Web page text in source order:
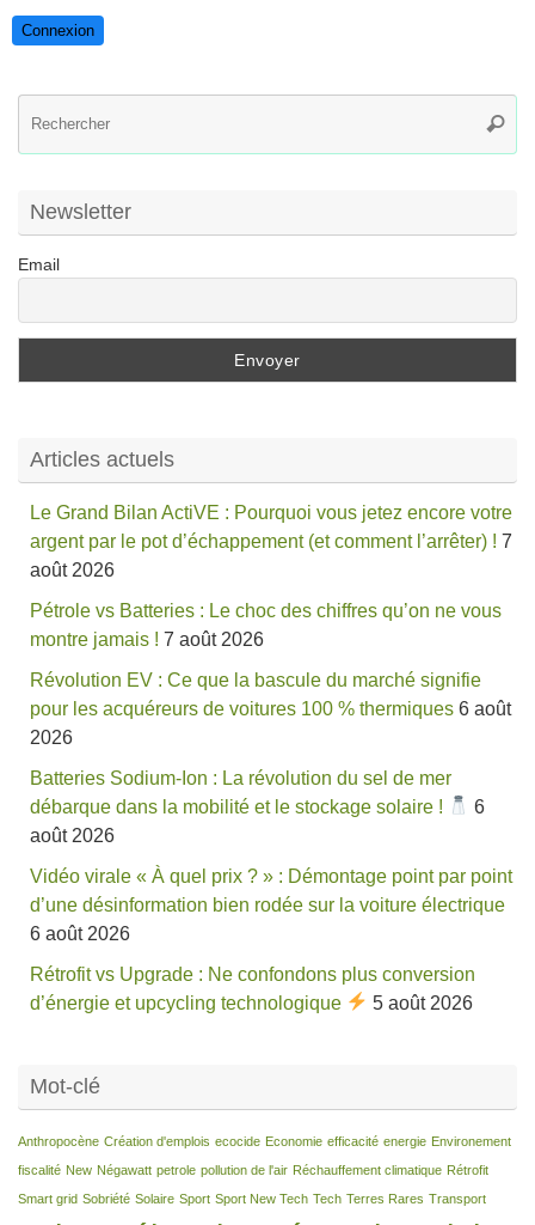
Connexion
Newsletter
Email
Articles actuels
Le Grand Bilan ActiVE : Pourquoi vous jetez encore votre
argent par le pot d’échappement (et comment l’arrêter) ! 7
août 2026
Pétrole vs Batteries : Le choc des chiffres qu’on ne vous
montre jamais ! 7 août 2026
Révolution EV : Ce que la bascule du marché signifie
pour les acquéreurs de voitures 100 % thermiques 6 août
2026
Batteries Sodium-Ion : La révolution du sel de mer
débarque dans la mobilité et le stockage solaire !
6
août 2026
Vidéo virale « À quel prix ? » : Démontage point par point
d’une désinformation bien rodée sur la voiture électrique
6 août 2026
Rétrofit vs Upgrade : Ne confondons plus conversion
d’énergie et upcycling technologique
5 août 2026
Mot-clé
Anthropocène Création d'emplois ecocide Economie efficacité energie Environement
fiscalité New Négawatt petrole pollution de l'air Réchauffement climatique Rétrofit
Smart grid Sobriété Solaire Sport Sport New Tech Tech Terres Rares Transport